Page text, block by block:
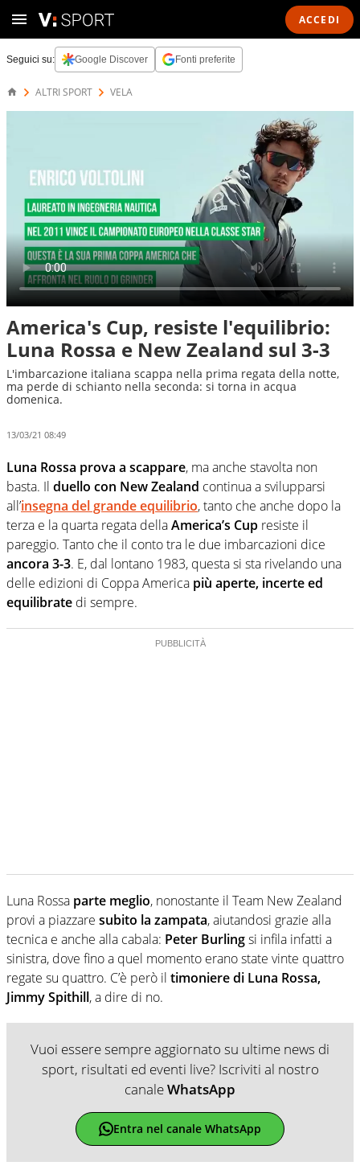
ACCEDI
Seguici su: Google Discover Fonti preferite
ALTRI SPORT VELA
America's Cup, resiste l'equilibrio:
Luna Rossa e New Zealand sul 3-3
L'imbarcazione italiana scappa nella prima regata della notte,
ma perde di schianto nella seconda: si torna in acqua
domenica.
13/03/21 08:49
Luna Rossa prova a scappare, ma anche stavolta non
basta. Il duello con New Zealand continua a svilupparsi
all’insegna del grande equilibrio, tanto che anche dopo la
terza e la quarta regata dellaAmerica’s Cup resiste il
pareggio. Tanto che il conto tra le due imbarcazioni dice
ancora 3-3. E, dal lontano 1983, questa si sta rivelando una
delle edizioni di Coppa America più aperte, incerte ed
equilibrate di sempre.
Luna Rossa parte meglio, nonostante il Team New Zealand
provi a piazzare subito la zampata, aiutandosi grazie alla
tecnica e anche alla cabala: Peter Burlingsi infila infatti a
sinistra, dove fino a quel momento erano state vinte quattro
regate su quattro. C’è però il timoniere di Luna Rossa,
Jimmy Spithill, a dire di no.
Vuoi essere sempre aggiornato su ultime news di
sport, risultati ed eventi live? Iscriviti al nostro
canaleWhatsApp
Entra nel canale WhatsApp